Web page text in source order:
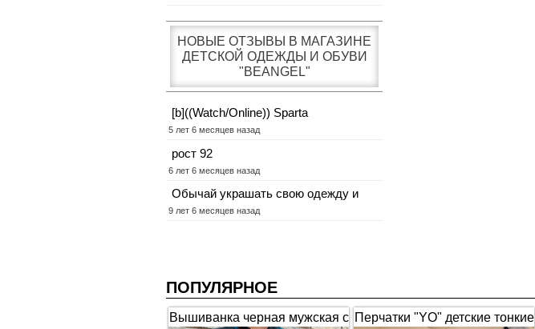
НОВЫЕ ОТЗЫВЫ В МАГАЗИНЕ
ДЕТСКОЙ ОДЕЖДЫ И ОБУВИ
"BEANGEL"
[b]((Watch/Online)) Sparta
5 лет 6 месяцев назад
рост 92
6 лет 6 месяцев назад
Обычай украшать свою одежду и
9 лет 6 месяцев назад
ПОПУЛЯРНОЕ
Вышиванка черная мужская с Перчатки "YO" детские тонкие